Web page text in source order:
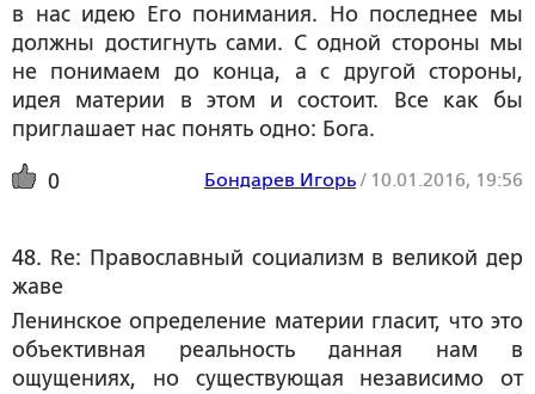
в нас идею Его понимания. Но последнее мы
должны достигнуть сами. С одной стороны мы
не понимаем до конца, а с другой стороны,
идея материи в этом и состоит. Все как бы
приглашает нас понять одно: Бога.
0 Бондарев Игорь/ 10.01.2016, 19:56
48. Re: Православный социализм в великой дер
жаве
Ленинское определение материи гласит, что это
объективная реальность данная нам в
ощущениях, но существующая независимо от